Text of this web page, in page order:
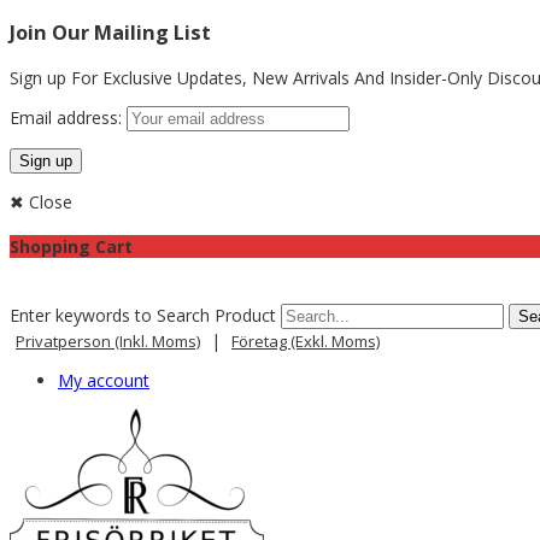
Join Our Mailing List
Sign up For Exclusive Updates, New Arrivals And Insider-Only
Email address:
✖ Close
Shopping Cart
Enter keywords to Search Product
Privatperson (inkl. Moms) | Företag (exkl. Moms)
My account